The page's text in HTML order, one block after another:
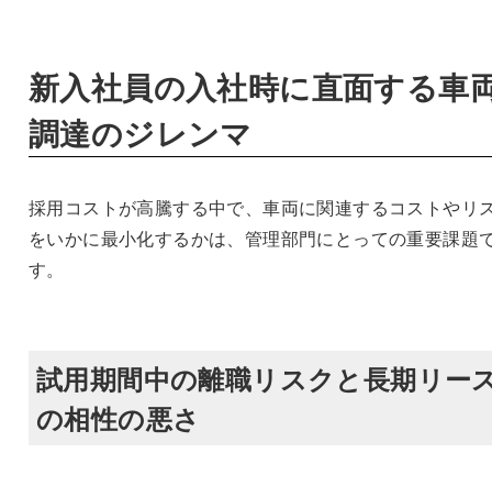
新入社員の入社時に直面する車
調達のジレンマ
採用コストが高騰する中で、車両に関連するコストやリ
をいかに最小化するかは、管理部門にとっての重要課題
す。
試用期間中の離職リスクと長期リー
の相性の悪さ